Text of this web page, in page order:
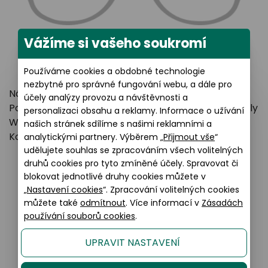
Název výrobce: Safilo Group a.s.
Poštovní adresa: Settima Strada 15, 35129 Padua, Italy
Webové stránky:https://www.safilogroup.com
Kontakt:customerservicehu@safilo.com
Podobné produkty
Vážíme si vašeho soukromí
Používáme cookies a obdobné technologie
nezbytné pro správné fungování webu, a dále pro
účely analýzy provozu a návštěvnosti a
personalizaci obsahu a reklamy. Informace o užívání
našich stránek sdílíme s našimi reklamními a
analytickými partnery. Výběrem „Přijmout vše“
udělujete souhlas se zpracováním všech volitelných
druhů cookies pro tyto zmíněné účely. Spravovat či
blokovat jednotlivé druhy cookies můžete v
„Nastavení cookies“. Zpracování volitelných cookies
můžete také odmítnout. Více informací v Zásadách
používání souborů cookies.
UPRAVIT NASTAVENÍ